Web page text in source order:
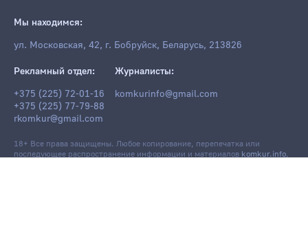
Мы находимся:
ул. Московская, 42, г. Бобруйск, Беларусь, 213826
Рекламный отдел:
+375 (225) 72-01-16
+375 (225) 77-79-88
rkomkur@gmail.com
Журналисты:
komkurinfo@gmail.com
18+ Все права защищены. Любое копирование, перепечатка или
последующее распространение информации и материалов komkur.info,